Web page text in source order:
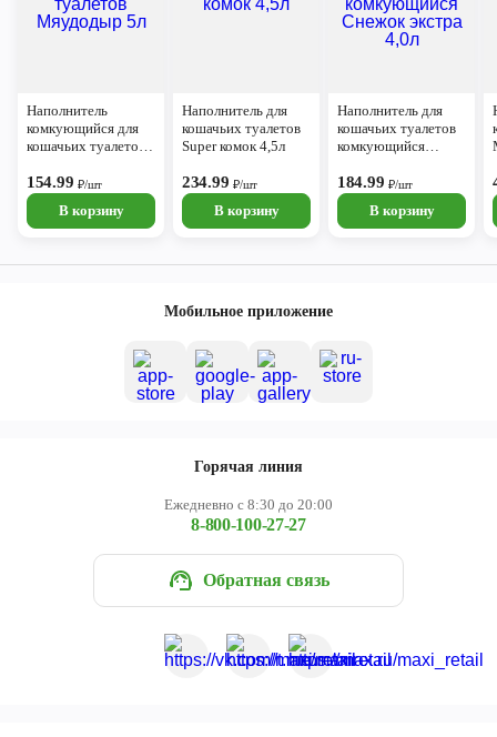
Наполнитель
комкующийся для
кошачьих туалетов
154.99 ₽/шт
В корзину
Наполнитель для
кошачьих туалетов
Super комок 4,5л
234.99 ₽/шт
В корзину
Наполнитель для
кошачьих туалетов
комкующийся
184.99 ₽/шт
В корзину
Мобильное приложение
Горячая линия
Ежедневно с 8:30 до 20:00
8-800-100-27-27
Обратная связь